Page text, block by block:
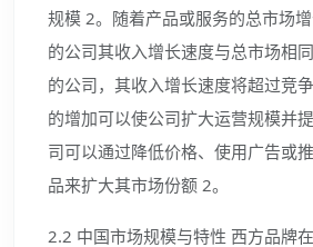
规模 2。随着产品或服务的总市场
的公司其收入增长速度与总市场相
的公司，其收入增长速度将超过竞
的增加可以使公司扩大运营规模并
司可以通过降低价格、使用广告或
品来扩大其市场份额 2。
2.2 中国市场规模与特性 西方品牌在